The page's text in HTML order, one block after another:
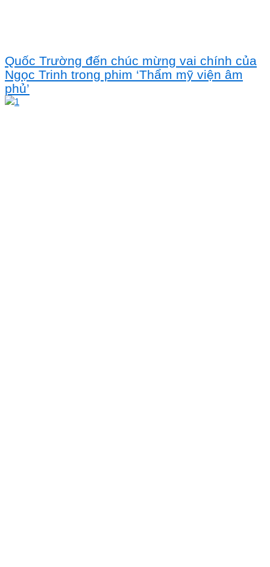
Quốc Trường đến chúc mừng vai chính của
Ngọc Trinh trong phim ‘Thẩm mỹ viện âm
phủ’